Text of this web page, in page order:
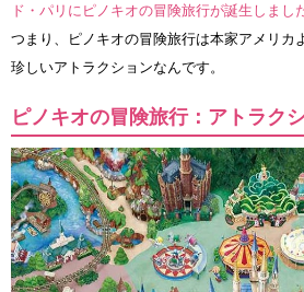
ド・パリにピノキオの冒険旅行が誕生しまし
つまり、ピノキオの冒険旅行は本家アメリカ
珍しいアトラクションなんです。
ピノキオの冒険旅行：アトラク